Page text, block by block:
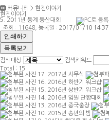
커뮤니티 > 현진이야기
현진이야기
5. 2011년 동계 등산대회
조회 : 11648, 등록일 : 2017/01/10 14:37
인쇄하기
목록보기
검색대상
검색키워드
Total : 15
17. 2017년 시무식
16. 2016년 하반기 워크샵
15. 2016년 상반기 워크샵
14. 2016년 임원 단합대회
13. 2016년 중국출장
10. 2015년 송년의 밤